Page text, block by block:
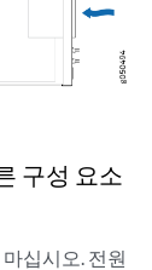
구성 요소
십시오. 전원